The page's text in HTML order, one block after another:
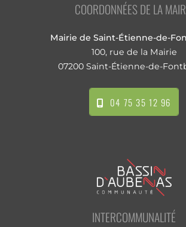
COORDONNÉES DE LA
Mairie de Saint-Étienne-de-
100, rue de la Mairie
07200 Saint-Étienne-de-
04 75 35 12 96
INTERCOMMUNALITÉ